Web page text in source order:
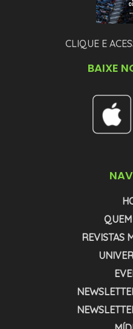
CLIQUE E
BAIXE
REVISTAS